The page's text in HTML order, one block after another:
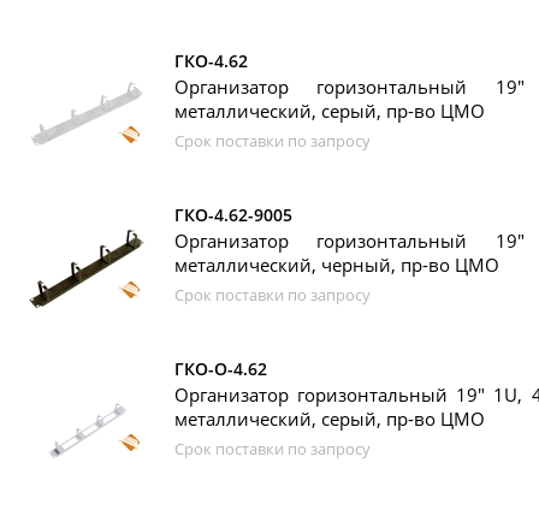
ГКО-4.62
Организатор горизонтальный
металлический, серый, пр-во ЦМО
Срок поставки по запросу
ГКО-4.62-9005
Организатор горизонтальный
металлический, черный, пр-во ЦМО
Срок поставки по запросу
ГКО-О-4.62
Организатор горизонтальный 19" 1U,
металлический, серый, пр-во ЦМО
Срок поставки по запросу